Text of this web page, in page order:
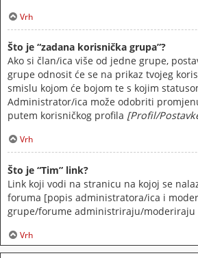
Vrh
Što je “zadana korisnička grupa”?
Ako si član/ica više od jedne grupe,
grupe odnosit će se na prikaz tvojeg
smislu kojom će bojom te s kojim
Administrator/ica može odobriti
putem korisničkog profila [Profil/
Vrh
Što je “Tim” link?
Link koji vodi na stranicu na kojoj se
foruma [popis administratora/ica i
grupe/forume administriraju/moderiraju
Vrh